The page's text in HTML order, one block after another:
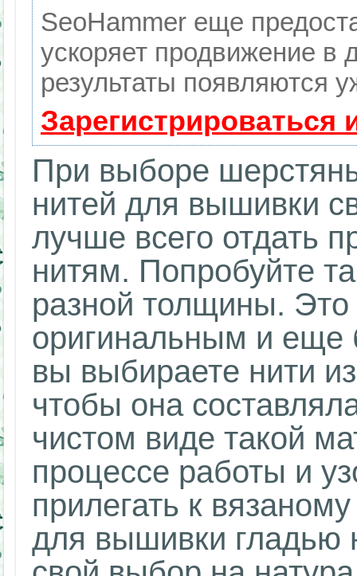
SeoHammer еще
ускоряет продвижение в
результаты появляются
При выборе
нитей для вышивки
лучше всего отдать
нитям. Попробуйте
разной толщины.
оригинальным и
вы выбираете нити
чтобы она
чистом виде такой
процессе работы и
прилегать к
для вышивки гладью